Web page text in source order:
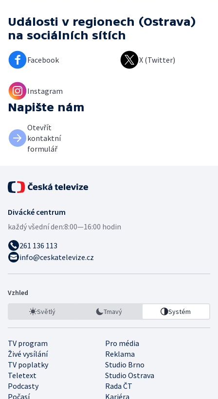
Události v regionech (Ostrava)
na sociálních sítích
Facebook X (Twitter)
Instagram
Napište nám
Otevřít
kontaktní
formulář
Divácké centrum
každý všední den:8:00—16:00 hodin
261 136 113
info@ceskatelevize.cz
Vzhled
Světlý Tmavý Systém
TV program
Pro média
Živé vysílání
Reklama
TV poplatky
Studio Brno
Teletext
Studio Ostrava
Podcasty
Rada ČT
Počasí
Kariéra